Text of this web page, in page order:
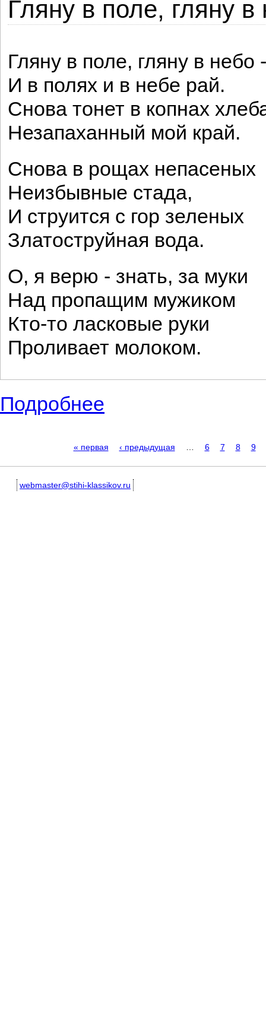
Гляну в поле, гляну в
Гляну в поле, гляну в небо -
И в полях и в небе рай.
Снова тонет в копнах
Незапаханный мой край.
Снова в рощах непасеных
Неизбывные стада,
И струится с гор зеленых
Златоструйная вода.
О, я верю - знать, за муки
Над пропащим мужиком
Кто-то ласковые руки
Проливает молоком.
Подробнее
« первая ‹ предыдущая 6 7 8 9
webmaster@stihi-klassikov.ru